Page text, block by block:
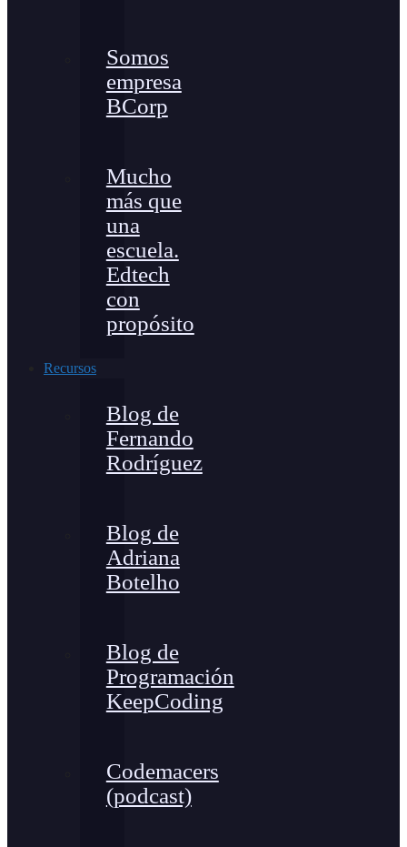
Somos
empresa
BCorp
Mucho
más que
una
escuela.
Edtech
con
propósito
Recursos
Blog de
Fernando
Rodríguez
Blog de
Adriana
Botelho
Blog de
Programación
KeepCoding
Codemacers
(podcast)